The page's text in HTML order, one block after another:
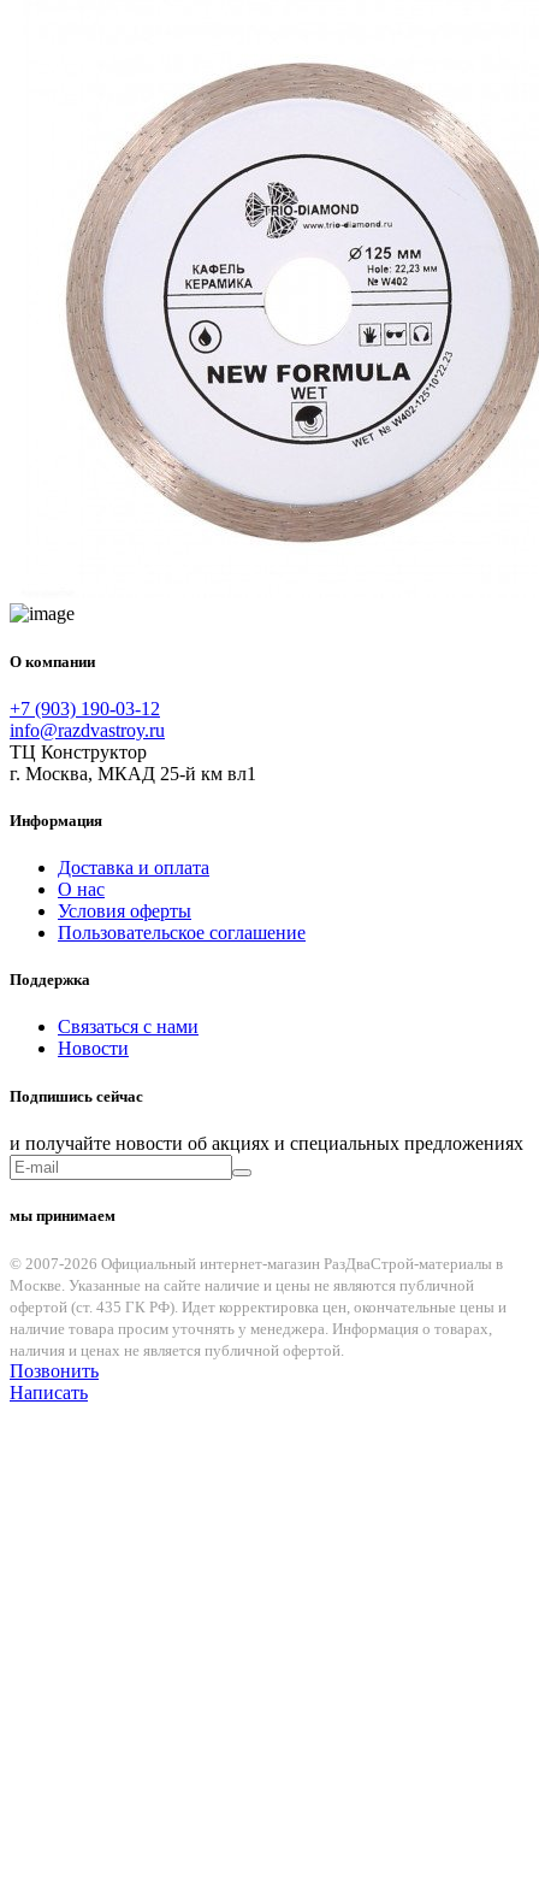
О компании
+7 (903) 190-03-12
info@razdvastroy.ru
ТЦ Конструктор
г. Москва, МКАД 25-й км вл1
Информация
Доставка и оплата
О нас
Условия оферты
Пользовательское соглашение
Поддержка
Связаться с нами
Новости
Подпишись сейчас
и получайте новости об акциях и специальных предложениях
мы принимаем
© 2007-2026 Официальный интернет-магазин РазДваСтрой-материалы в
Москве. Указанные на сайте наличие и цены не являются публичной
офертой (ст. 435 ГК РФ). Идет корректировка цен, окончательные цены и
наличие товара просим уточнять у менеджера. Информация о товарах,
наличия и ценах не является публичной офертой.
Позвонить
Написать